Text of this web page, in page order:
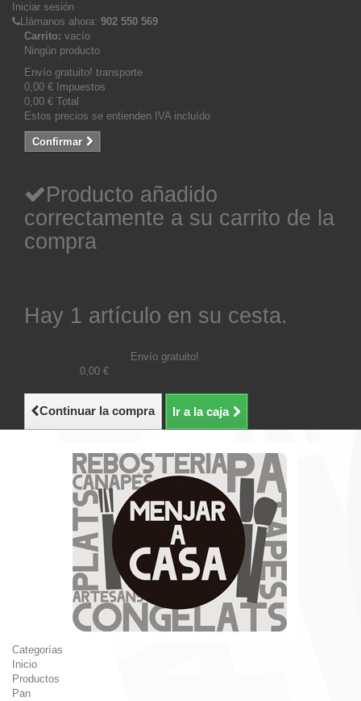
Iniciar sesión
Llámanos ahora: 902 550 569
Carrito: vacío
Ningún producto
Envío gratuito! transporte
0,00 € Impuestos
0,00 € Total
Estos precios se entienden IVA incluído
Confirmar
Producto añadido
correctamente a su carrito de la
compra
Hay 1 artículo en su cesta.
Envío gratuito!
0,00 €
Continuar la compra Ir a la caja
Categorías
Inicio
Productos
Pan